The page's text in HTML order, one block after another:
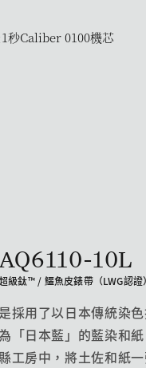
秒Caliber 0100機芯
AQ6110-10L
級鈦™ / 鱷魚皮錶帶（LWG認證
是採用了以日本傳統染
「日本藍」的藍染和
工房中，將土佐和紙